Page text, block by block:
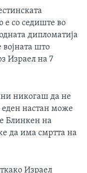
е со седиште во
дипломатија
војната што
Израел на 7
никогаш да не
настан може
Блинкен на
да има смртта на
Израел